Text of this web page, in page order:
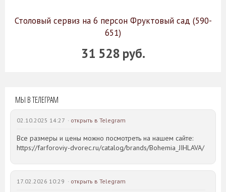
Столовый сервиз на 6 персон Фруктовый сад (590-
651)
31 528 руб.
МЫ В ТЕЛЕГРАМ
02.10.2025 14:27 · открыть в Telegram
Все размеры и цены можно посмотреть на нашем сайте:
https://farforoviy-dvorec.ru/catalog/brands/Bohemia_JIHLAVA/
17.02.2026 10:29 · открыть в Telegram